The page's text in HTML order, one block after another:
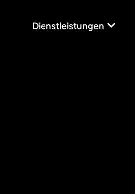
Dienstleistungen